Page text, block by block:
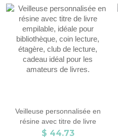
d'intérieur, cadeau
d'anniversaire pour
enfants/garçons
Veilleuse personnalisée en
résine avec titre de livre
empilable, idéale pour
$ 44.73